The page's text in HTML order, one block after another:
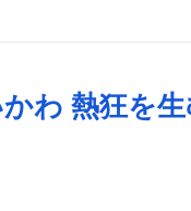
わ 熱狂を